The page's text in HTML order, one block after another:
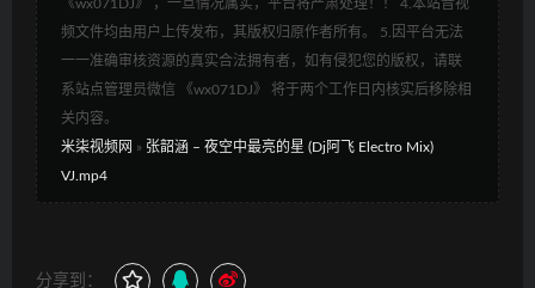
《wx071DJ》 ，一旦情况属实，平台将严肃处理！！ 4.本站音视
频文件均由用户上传发布，其版权归原作者所有。 5.因平台无法
一一准确审核资源的真实合法拥有者，如有侵犯您的版权，请联
系站点管理员微信 《wx071DJ》 将于两个工作日内核实后移除相
关内容。
米柒视频网 » 张韶涵 – 夜空中最亮的星 (Dj阿飞 Electro Mix)
VJ.mp4
分享到：